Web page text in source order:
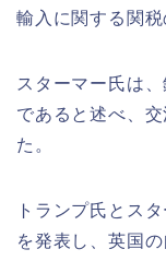
輸入に関する関
スターマー氏は
であると述べ、
た。
トランプ氏とス
を発表し、英国